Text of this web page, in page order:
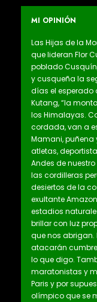
MI OPINIÓN
Las Hijas de la
que lideran Flor
poblado
y cusqueña la
días el esperado
Kutang, “la
los Himalayas.
cordada, van a
Mamani, puñena
atletas,
Andes de
las cordilleras
desiertos de la
exultante
estadios
brillar con luz
que nos
atacarán
lo que digo.
maratonistas y
Paris y por
olímpico que se